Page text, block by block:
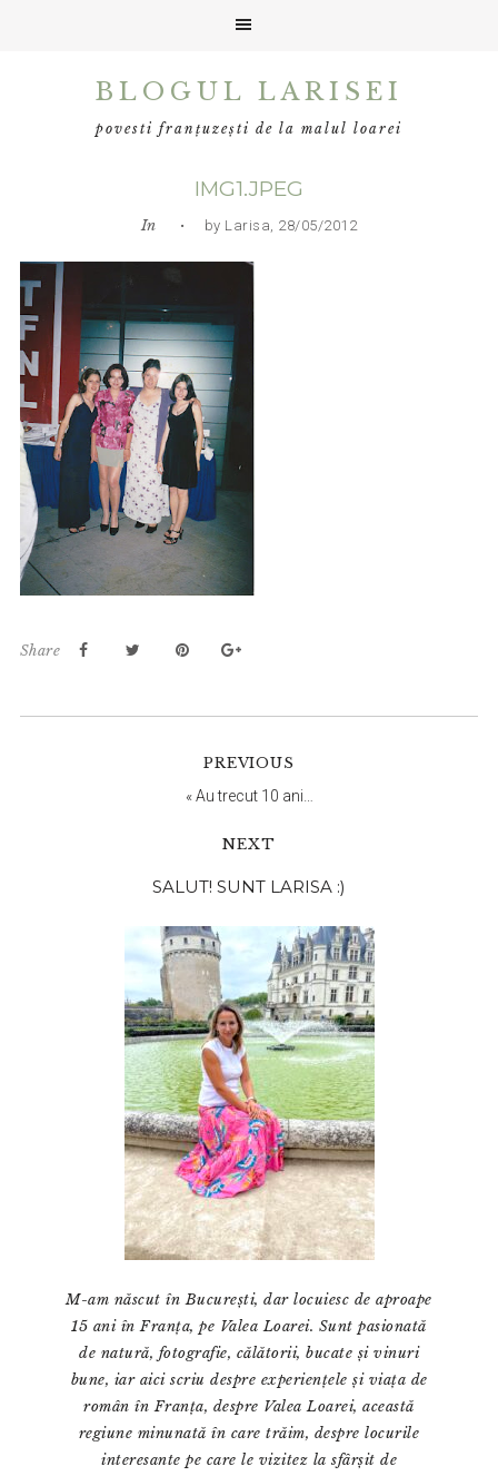
BLOGUL LARISEI
povesti franțuzești de la malul loarei
IMG1.JPEG
In • by Larisa, 28/05/2012
Share
PREVIOUS
«Au trecut 10 ani…
NEXT
principală
SALUT! SUNT LARISA :)
M-am născut în București, dar locuiesc de aproape
15 ani în Franța, pe Valea Loarei. Sunt pasionată
de natură, fotografie, călătorii, bucate și vinuri
bune, iar aici scriu despre experiențele și viața de
român în Franța, despre Valea Loarei, această
regiune minunată în care trăim, despre locurile
interesante pe care le vizitez la sfârșit de